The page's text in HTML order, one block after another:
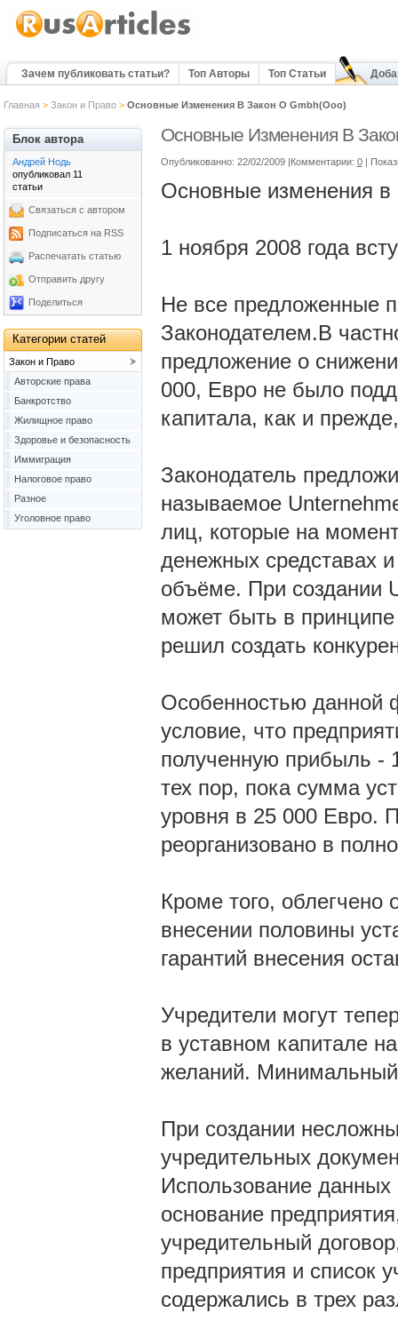
Зачем публиковать статьи? Топ Авторы Топ Статьи
Главная > Закон и Право> Основные Изменения В Закон О Gmbh(Ооо)
Основные Изменения В
Опубликованно: 22/02/2009 |Комментарии: 0 |
Основные изменения
1 ноября 2008 года
Не все предложенные
Законодателем.В
предложение о
000, Евро не было
капитала, как и
Законодатель
называемое
лиц, которые на
денежных средставах
объёме. При создании
может быть в
решил создать
Особенностью данной
условие, что
полученную прибыль -
тех пор, пока сумма
уровня в 25 000 Евро.
реорганизовано в
Кроме того,
внесении половины
гарантий внесения
Учредители могут
в уставном капитале
желаний. Минимальный
При создании
учредительных
Использование данных
основание
учредительный
предприятия и список
содержались в трех
Блок автора
Андрей Нодь
опубликовал 11
статьи
Связаться с автором
Подписаться на RSS
Распечатать статью
Отправить другу
Поделиться
Категории статей
Закон и Право
Авторские права
Банкротство
Жилищное право
Здоровье и безопасность
Иммиграция
Налоговое право
Разное
Уголовное право